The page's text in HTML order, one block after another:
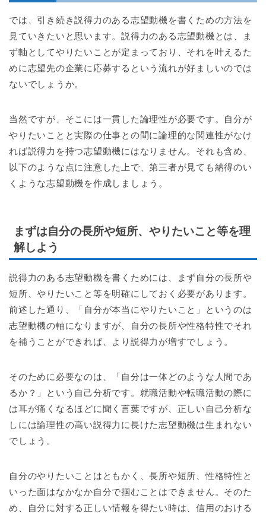
では、引き続き説得力のある志望動機を書くための方法を
見ていきたいと思います。説得力のある志望動機とは、ま
ず軸としてやりたいことが定まっており、それを叶えるた
めに志望先の企業に応募するという流れが好ましいのでは
ないでしょうか。
当然ですが、そこには一貫した論理性が必要です。自分が
やりたいことと実際の仕事との間に論理的な関連性がなけ
れば説得力を持つ志望動機にはなりません。それも含め、
以下のような点に注意した上で、第三者が見ても納得のい
くような志望動機を作成しましょう。
まずは自分の長所や短所、やりたいこと等を理
解しよう
説得力のある志望動機を書くためには、まず自分の長所や
短所、やりたいこと等を明確にしておく必要があります。
前述した通り、「自分が本当にやりたいこと」というのは
志望動機の軸になりますが、自分の長所や性格特性でそれ
を補うことができれば、より説得力が増すでしょう。
そのために必要なのは、「自分は一体どのような人間であ
るか？」という自己分析です。就職活動や転職活動の際に
は耳が痛くなるほどに聞く言葉ですが、正しい自己分析な
しには論理性の高い説得力に長けた志望動機は生まれない
でしょう。
自分のやりたいことはともかく、長所や短所、性格特性と
いった面はなかなか自分で掴むことはできません。そのた
め、自分に対する正しい情報を得たい時は、信用のおける